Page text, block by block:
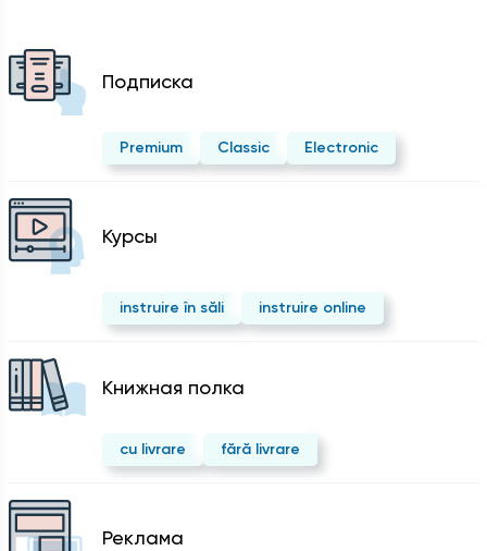
Подписка
Premium Classic Electronic
Курсы
instruire în săli instruire online
Kнижная полка
cu livrare fără livrare
Реклама